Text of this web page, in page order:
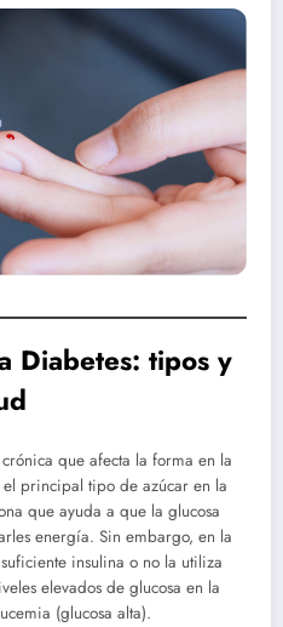
Diabetes: tipos y
que afecta la forma en la
principal tipo de azúcar en la
que ayuda a que la glucosa
energía. Sin embargo, en la
insulina o no la utiliza
elevados de glucosa en la
(glucosa alta).